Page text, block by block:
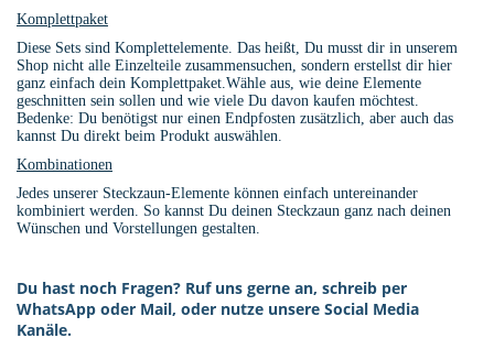
Komplettpaket
Diese Sets sind Komplettelemente. Das heißt, Du musst dir in unserem
Shop nicht alle Einzelteile zusammensuchen, sondern erstellst dir hier
ganz einfach dein Komplettpaket.Wähle aus, wie deine Elemente
geschnitten sein sollen und wie viele Du davon kaufen möchtest.
Bedenke: Du benötigst nur einen Endpfosten zusätzlich, aber auch das
kannst Du direkt beim Produkt auswählen.
Kombinationen
Jedes unserer Steckzaun-Elemente können einfach untereinander
kombiniert werden. So kannst Du deinen Steckzaun ganz nach deinen
Wünschen und Vorstellungen gestalten.
Du hast noch Fragen? Ruf uns gerne an, schreib per
WhatsApp oder Mail, oder nutze unsere Social Media
Kanäle.